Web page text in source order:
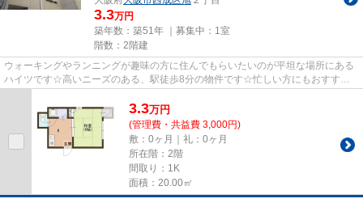
3.3万円
築年数：築51年 ｜募集中： 1室
階数：2階建
ウォーキングやランニングが趣味の方に住んでもらいたいのが平坦な場所にある
ハイツです☆高いニーズのある、駅徒歩8分の物件です☆忙しい方にもおすすめ
3.3万円
(管理費・共益費 3,000円)
敷：0ヶ月｜礼：0ヶ月
所在階：2階
間取り：1K
面積：20.00㎡